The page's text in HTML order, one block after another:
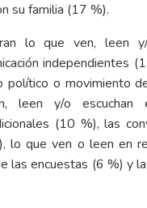
su familia (17 %).
lo que ven, leen
independientes
político o movimiento
leen y/o escuchan
(10 %), las
lo que ven o leen en
las encuestas (6 %) y